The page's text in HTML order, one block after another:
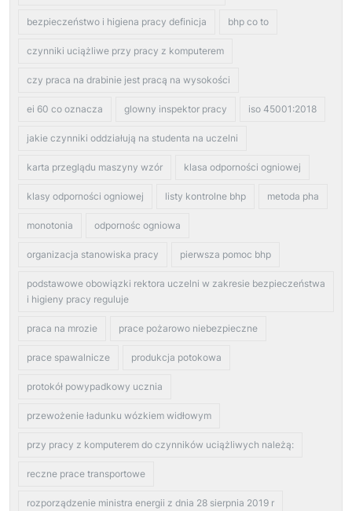
bezpieczeństwo i higiena pracy definicja bhp co to
czynniki uciążliwe przy pracy z komputerem
czy praca na drabinie jest pracą na wysokości
ei 60 co oznacza glowny inspektor pracy iso 45001:2018
jakie czynniki oddziałują na studenta na uczelni
karta przeglądu maszyny wzór klasa odporności ogniowej
klasy odporności ogniowej listy kontrolne bhp metoda pha
monotonia odpornośc ogniowa
organizacja stanowiska pracy pierwsza pomoc bhp
podstawowe obowiązki rektora uczelni w zakresie bezpieczeństwa
i higieny pracy reguluje
praca na mrozie prace pożarowo niebezpieczne
prace spawalnicze produkcja potokowa
protokół powypadkowy ucznia
przewożenie ładunku wózkiem widłowym
przy pracy z komputerem do czynników uciążliwych należą:
reczne prace transportowe
rozporządzenie ministra energii z dnia 28 sierpnia 2019 r